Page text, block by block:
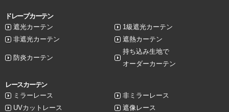
ドレープカーテン
遮光カーテン
1級遮光カーテン
非遮光カーテン
遮熱カーテン
防炎カーテン
持ち込み生地で
オーダーカーテン
レースカーテン
ミラーレース
非ミラーレース
UVカットレース
遮像レース